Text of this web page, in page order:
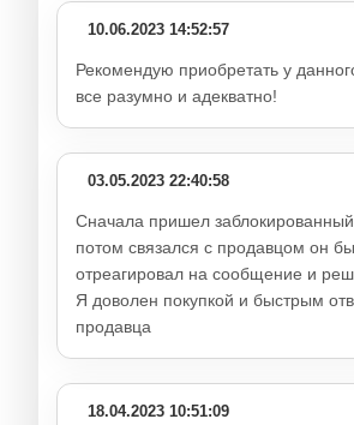
10.06.2023 14:52:57
Рекомендую приобретать у
все разумно и адекватно!
03.05.2023 22:40:58
Сначала пришел заблокированный
потом связался с продавцом он
отреагировал на сообщение и
Я доволен покупкой и быстрым
продавца
18.04.2023 10:51:09